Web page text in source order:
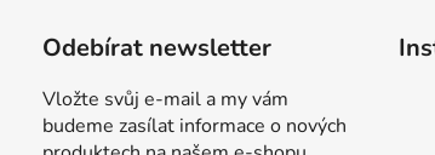
Odebírat newsletter
Vložte svůj e-mail a my vám
budeme zasílat informace o nových